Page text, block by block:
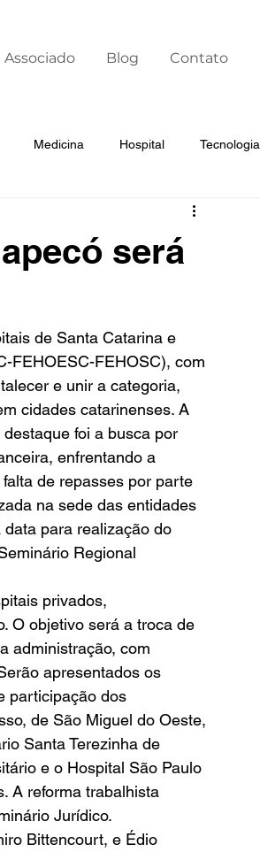
Associado Blog Contato
Medicina Hospital Tecnologia
será
de Santa Catarina e
FEHOESC-FEHOSC), com
e unir a categoria,
cidades catarinenses. A
foi a busca por
enfrentando a
de repasses por parte
na sede das entidades
para realização do
Regional
privados,
O objetivo será a troca de
administração, com
apresentados os
participação dos
de São Miguel do Oeste,
Santa Terezinha de
e o Hospital São Paulo
A reforma trabalhista
Jurídico.
Bittencourt, e Édio